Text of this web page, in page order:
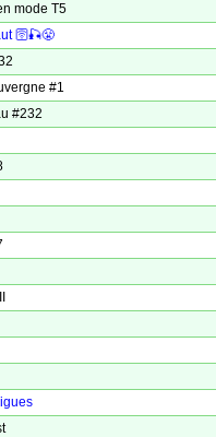
mode T5
🛜🎣😤
#1
#232